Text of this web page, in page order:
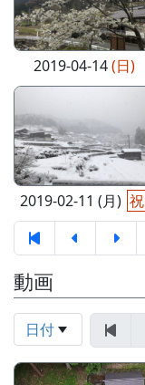
2019-04-14(日)
2019-02-11 (月) 祝
動画
日付